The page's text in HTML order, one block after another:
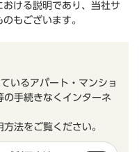
おける説明であり、当社サ
もございます。
いるアパート・マンショ
の手続きなくインターネ
法をご覧ください。